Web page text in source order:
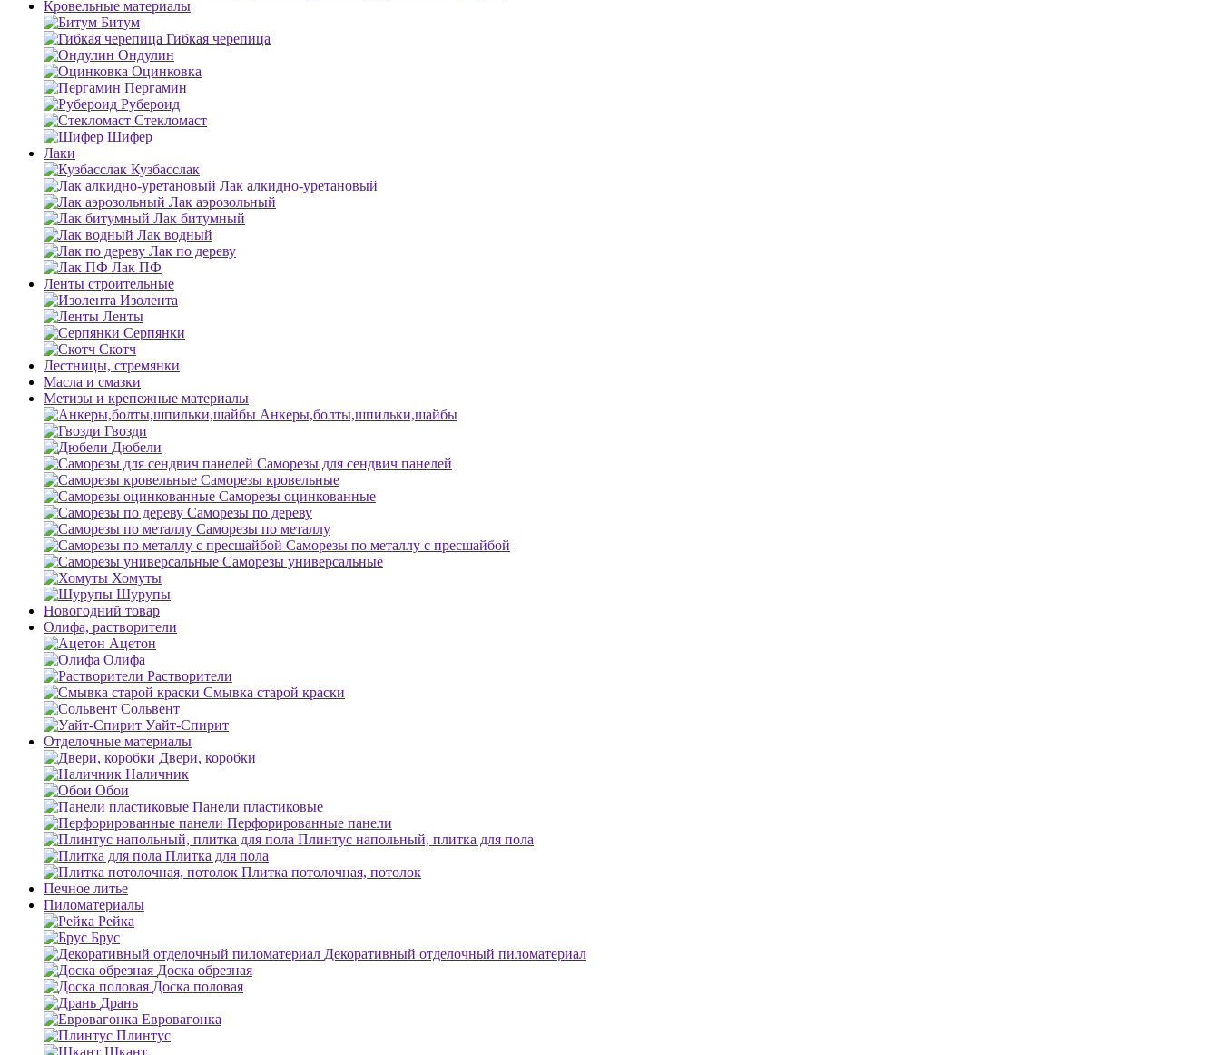
Кровельные материалы
Битум
Гибкая черепица
Ондулин
Оцинковка
Пергамин
Рубероид
Стекломаст
Шифер
Лаки
Кузбасслак
Лак алкидно-уретановый
Лак аэрозольный
Лак битумный
Лак водный
Лак по дереву
Лак ПФ
Ленты строительные
Изолента
Ленты
Серпянки
Скотч
Лестницы, стремянки
Масла и смазки
Метизы и крепежные материалы
Анкеры,болты,шпильки,шайбы
Гвозди
Дюбели
Саморезы для сендвич панелей
Саморезы кровельные
Саморезы оцинкованные
Саморезы по дереву
Саморезы по металлу
Саморезы по металлу с пресшайбой
Саморезы универсальные
Хомуты
Шурупы
Новогодний товар
Олифа, растворители
Ацетон
Олифа
Растворители
Смывка старой краски
Сольвент
Уайт-Спирит
Отделочные материалы
Двери, коробки
Наличник
Обои
Панели пластиковые
Перфорированные панели
Плинтус напольный, плитка для пола
Плитка для пола
Плитка потолочная, потолок
Печное литье
Пиломатериалы
Рейка
Брус
Декоративный отделочный пиломатериал
Доска обрезная
Доска половая
Дрань
Евровагонка
Плинтус
Шкант